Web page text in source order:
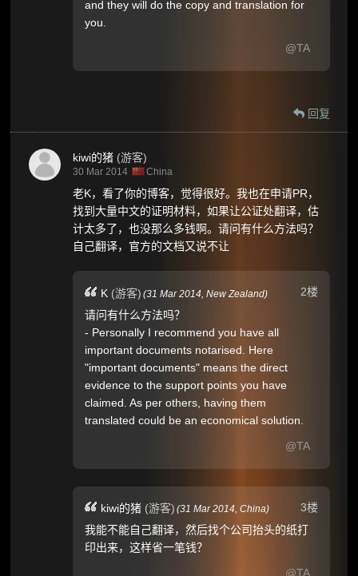
and they will do the copy and translation for
you.
@TA
回复
kiwi的猪 (游客)
30 Mar 2014 China
老K，看了你的博客，觉得很好。我也在申请PR，
找到大量中文的证明材料，如果让公证处翻译，估
计太多了，也没那么多钱啊。请问有什么方法吗？
自己翻译，官方的文档又说不让
2楼
K (游客) (31 Mar 2014,New Zealand)
请问有什么方法吗？
- Personally I recommend you have all
important documents notarised. Here
"important documents" means the direct
evidence to the support points you have
claimed. As per others, having them
translated could be an economical solution.
@TA
3楼
kiwi的猪 (游客) (31 Mar 2014,China)
我能不能自己翻译，然后找个公司抬头的纸打
印出来，这样省一笔钱？
@TA